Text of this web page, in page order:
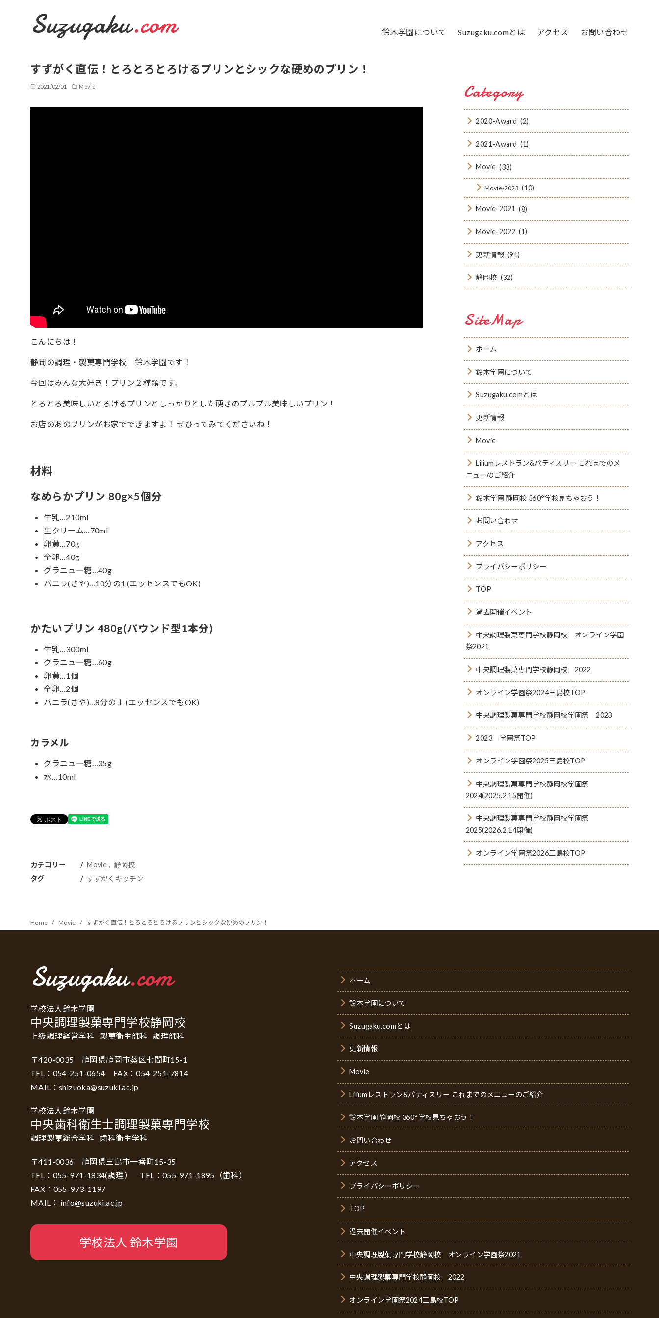
Suzugaku.com 鈴木学園について Suzugaku.comとは アクセス お問い合わせ
すずがく直伝！とろとろとろけるプリンとシックな硬めのプリン！
2021/02/01 Movie
こんにちは！
静岡の調理・製菓専門学校 鈴木学園です！
今回はみんな大好き！プリン２種類です。
とろとろ美味しいとろけるプリンとしっかりとした硬さのプルプル美味しいプリン！
お店のあのプリンがお家でできますよ！ ぜひってみてくださいね！
材料
なめらかプリン 80g×5個分
牛乳…210ml
生クリーム…70ml
卵黄…70g
全卵…40g
グラニュー糖…40g
バニラ(さや)…10分の1 (エッセンスでもOK)
かたいプリン 480g(パウンド型1本分)
牛乳…300ml
グラニュー糖…60g
卵黄…1個
全卵…2個
バニラ(さや)…8分の１ (エッセンスでもOK)
カラメル
グラニュー糖…35g
水…10ml
カテゴリー Movie
静岡校
タグ
すずがくキッチン
Category
2020-Award (2)
2021-Award (1)
Movie (33)
Movie-2023 (10)
Movie-2021 (8)
Movie-2022 (1)
更新情報 (91)
静岡校 (32)
SiteMap
ホーム
鈴木学園について
Suzugaku.comとは
更新情報
Movie
Liliumレストラン&パティスリー これまでのメ
ニューのご紹介
鈴木学園 静岡校 360°学校見ちゃおう！
お問い合わせ
アクセス
プライバシーポリシー
TOP
過去開催イベント
中央調理製菓専門学校静岡校 オンライン学園
祭2021
中央調理製菓専門学校静岡校 2022
オンライン学園祭2024三島校TOP
中央調理製菓専門学校静岡校学園祭 2023
2023 学園祭TOP
オンライン学園祭2025三島校TOP
中央調理製菓専門学校静岡校学園祭
2024(2025.2.15開催)
中央調理製菓専門学校静岡校学園祭
2025(2026.2.14開催)
オンライン学園祭2026三島校TOP
Home Movie すずがく直伝！とろとろとろけるプリンとシックな硬めのプリン！
Suzugaku.com
学校法人鈴木学園
中央調理製菓専門学校静岡校
上級調理経営学科 製菓衛生師科 調理師科
〒420-0035 静岡県静岡市葵区七間町15-1
TEL：054-251-0654 FAX：054-251-7814
MAIL：shizuoka@suzuki.ac.jp
学校法人鈴木学園
中央歯科衛生士調理製菓専門学校
調理製菓総合学科 歯科衛生学科
〒411-0036 静岡県三島市一番町15-35
TEL：055-971-1834(調理） TEL：055-971-1895（歯科）
FAX：055-973-1197
MAIL： info@suzuki.ac.jp
学校法人 鈴木学園
ホーム
鈴木学園について
Suzugaku.comとは
更新情報
Movie
Liliumレストラン&パティスリー これまでのメニューのご紹介
鈴木学園 静岡校 360°学校見ちゃおう！
お問い合わせ
アクセス
プライバシーポリシー
TOP
過去開催イベント
中央調理製菓専門学校静岡校 オンライン学園祭2021
中央調理製菓専門学校静岡校 2022
オンライン学園祭2024三島校TOP